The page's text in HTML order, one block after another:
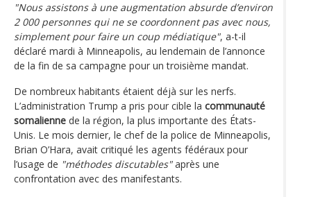
"Nous assistons à une augmentation absurde d’environ
2 000 personnes qui ne se coordonnent pas avec nous,
simplement pour faire un coup médiatique", a-t-il
déclaré mardi à Minneapolis, au lendemain de l’annonce
de la fin de sa campagne pour un troisième mandat.
De nombreux habitants étaient déjà sur les nerfs.
L’administration Trump a pris pour cible la communauté
somalienne de la région, la plus importante des États-
Unis. Le mois dernier, le chef de la police de Minneapolis,
Brian O’Hara, avait critiqué les agents fédéraux pour
l’usage de "méthodes discutables"après une
confrontation avec des manifestants.